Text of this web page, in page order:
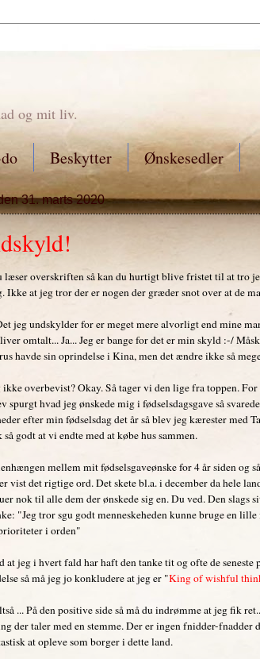
og mit liv.
Beskytter Ønskesedler
31. marts 2020
læser overskriften så kan du hurtigt blive fristet til at tro
Ikke at jeg tror der er nogen der græder snot over at de
jeg undskylder for er meget mere alvorligt end mine
omtalt... Ja... Jeg er bange for det er min skyld :-/
havde sin oprindelse i Kina, men det ændre ikke så
overbevist? Okay. Så tager vi den lige fra toppen.
spurgt hvad jeg ønskede mig i fødselsdagsgave så
efter min fødselsdag det år så blev jeg kærester med
så godt at vi endte med at købe hus sammen.
mellem mit fødselsgaveønske for 4 år siden og
vist det rigtige ord. Det skete bl.a. i december da hele
nok til alle dem der ønskede sig en. Du ved. Den
"Jeg tror sgu godt menneskeheden kunne bruge en
i orden"
at jeg i hvert fald har haft den tanke tit og ofte de
så må jeg jo konkludere at jeg er "King of wishful
... På den positive side så må du indrømme at jeg fik
der taler med en stemme. Der er ingen fnidder-fnadder
at opleve som borger i dette land.